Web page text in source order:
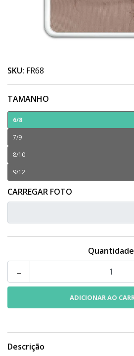
SKU: FR68
TAMANHO
6/8
7/9
8/10
9/12
CARREGAR FOTO
Quantidade
-
Descrição